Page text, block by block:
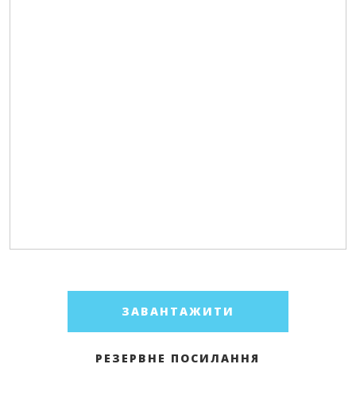
ЗАВАНТАЖИТИ
РЕЗЕРВНЕ ПОСИЛАННЯ